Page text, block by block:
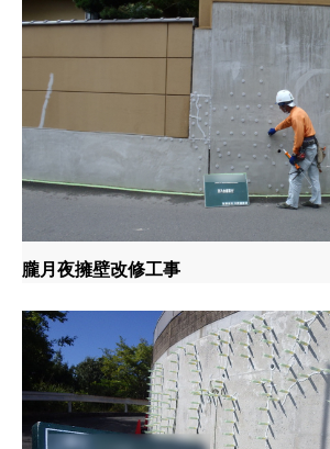
朧月夜擁壁改修工事